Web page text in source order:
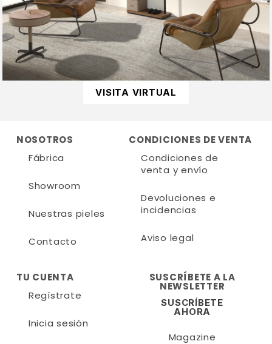
VISITA VIRTUAL
NOSOTROS
Fábrica
Showroom
Nuestras pieles
Contacto
CONDICIONES DE VENTA
Condiciones de
venta y envío
Devoluciones e
incidencias
Aviso legal
TU CUENTA
Regístrate
Inicia sesión
SUSCRÍBETE A LA
NEWSLETTER
SUSCRÍBETE
AHORA
Magazine